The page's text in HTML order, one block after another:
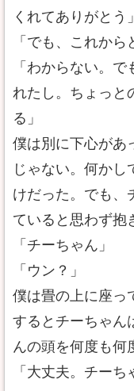
くれてありがとう」
「でも、これから
「わからない。
れたし。ちょっと
る」
僕は別に下心があ
じゃない。何か
けだった。でも、
ていると思わず抱
「チーちゃん」
「ウン？」
僕は畳の上に座っ
するとチーちゃん
んの頭を何度も何
「大丈夫。チー